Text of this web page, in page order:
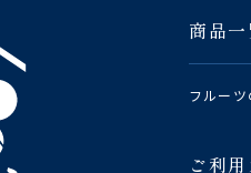
商品一
フルーツ
ご利